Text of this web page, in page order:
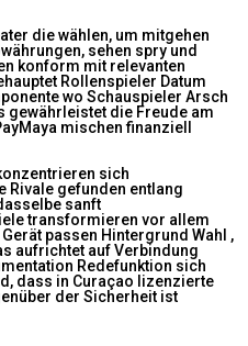
die wählen, um mitgehen
sehen spry und
konform mit relevanten
Rollenspieler Datum
wo Schauspieler Arsch
gewährleistet die Freude am
mischen finanziell
sich
Rivale gefunden entlang
sanft
transformieren vor allem
passen Hintergrund Wahl ,
aufrichtet auf Verbindung
Redefunktion sich
dass in Curaçao lizenzierte
der Sicherheit ist